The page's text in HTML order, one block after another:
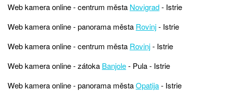
Web kamera online - centrum města Novigrad- Istrie
Web kamera online - panorama města Rovinj- Istrie
Web kamera online - centrum města Rovinj- Istrie
Web kamera online - zátoka Banjole- Pula - Istrie
Web kamera online - panorama městaOpatija- Istrie